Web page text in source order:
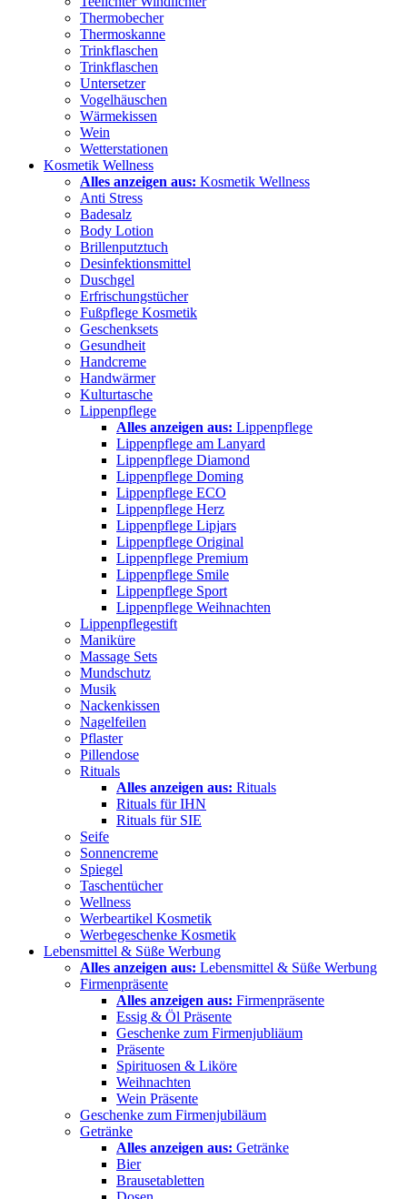
Thermobecher
Thermoskanne
Trinkflaschen
Trinkflaschen
Untersetzer
Vogelhäuschen
Wärmekissen
Wein
Wetterstationen
Kosmetik Wellness
Alles anzeigen aus: Kosmetik Wellness
Anti Stress
Badesalz
Body Lotion
Brillenputztuch
Desinfektionsmittel
Duschgel
Erfrischungstücher
Fußpflege Kosmetik
Geschenksets
Gesundheit
Handcreme
Handwärmer
Kulturtasche
Lippenpflege
Alles anzeigen aus: Lippenpflege
Lippenpflege am Lanyard
Lippenpflege Diamond
Lippenpflege Doming
Lippenpflege ECO
Lippenpflege Herz
Lippenpflege Lipjars
Lippenpflege Original
Lippenpflege Premium
Lippenpflege Smile
Lippenpflege Sport
Lippenpflege Weihnachten
Lippenpflegestift
Maniküre
Massage Sets
Mundschutz
Musik
Nackenkissen
Nagelfeilen
Pflaster
Pillendose
Rituals
Alles anzeigen aus: Rituals
Rituals für IHN
Rituals für SIE
Seife
Sonnencreme
Spiegel
Taschentücher
Wellness
Werbeartikel Kosmetik
Werbegeschenke Kosmetik
Lebensmittel & Süße Werbung
Alles anzeigen aus: Lebensmittel & Süße Werbung
Firmenpräsente
Alles anzeigen aus: Firmenpräsente
Essig & Öl Präsente
Geschenke zum Firmenjubliäum
Präsente
Spirituosen & Liköre
Weihnachten
Wein Präsente
Geschenke zum Firmenjubiläum
Getränke
Alles anzeigen aus: Getränke
Bier
Brausetabletten